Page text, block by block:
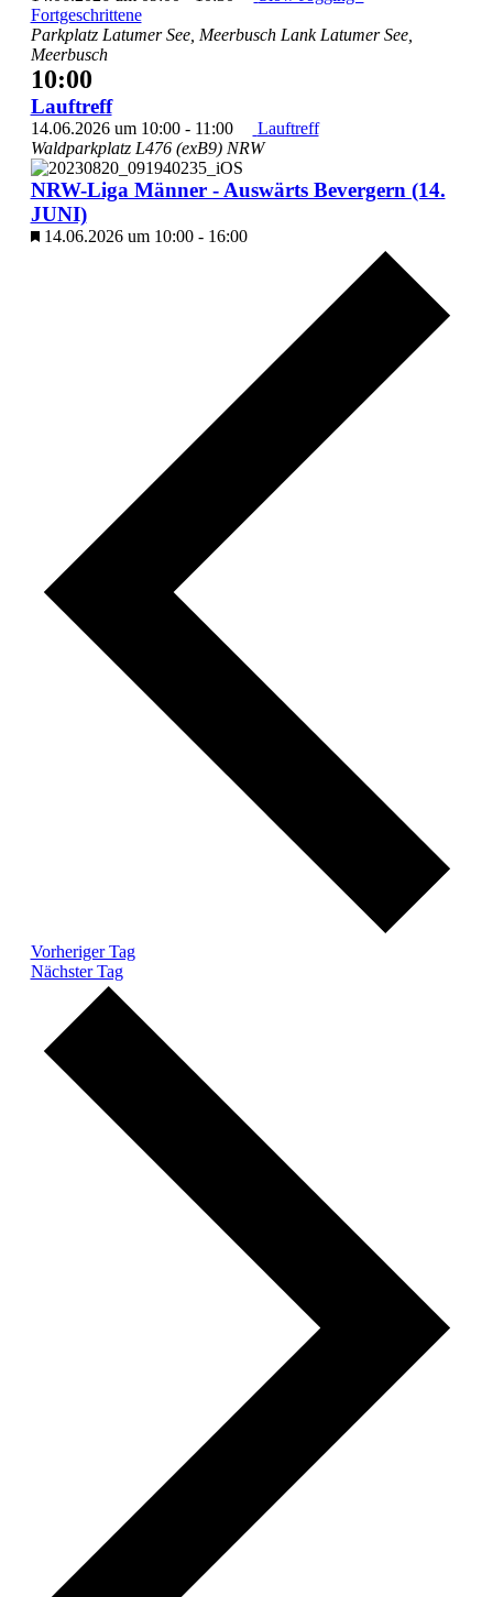
Fortgeschrittene
Parkplatz Latumer See, Meerbusch Lank Latumer See,
Meerbusch
10:00
Lauftreff
14.06.2026 um 10:00- 11:00
Lauftreff
Waldparkplatz L476 (exB9) NRW
NRW-Liga Männer - Auswärts Bevergern (14.
JUNI)
Hervorgehoben
14.06.2026 um 10:00- 16:00
Vorheriger Tag
Nächster Tag